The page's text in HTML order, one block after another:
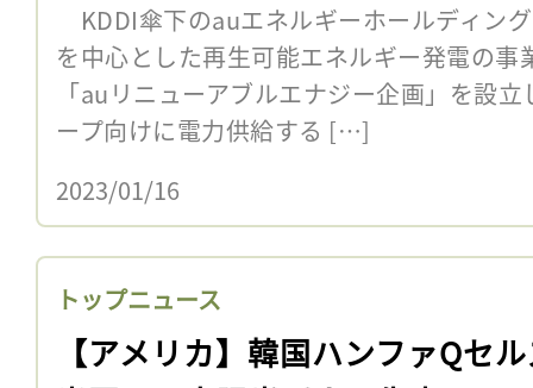
KDDI傘下のauエネルギーホールディン
を中心とした再生可能エネルギー発電の事
「auリニューアブルエナジー企画」を設
ープ向けに電力供給する […]
2023/01/16
トップニュース
【アメリカ】韓国ハンファQセ